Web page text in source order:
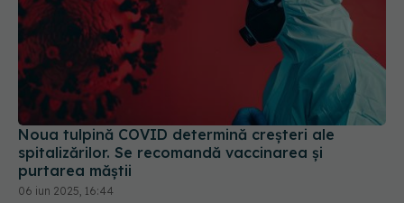
Noua tulpină COVID determină creșteri ale
spitalizărilor. Se recomandă vaccinarea și
purtarea măștii
06 iun 2025, 16:44